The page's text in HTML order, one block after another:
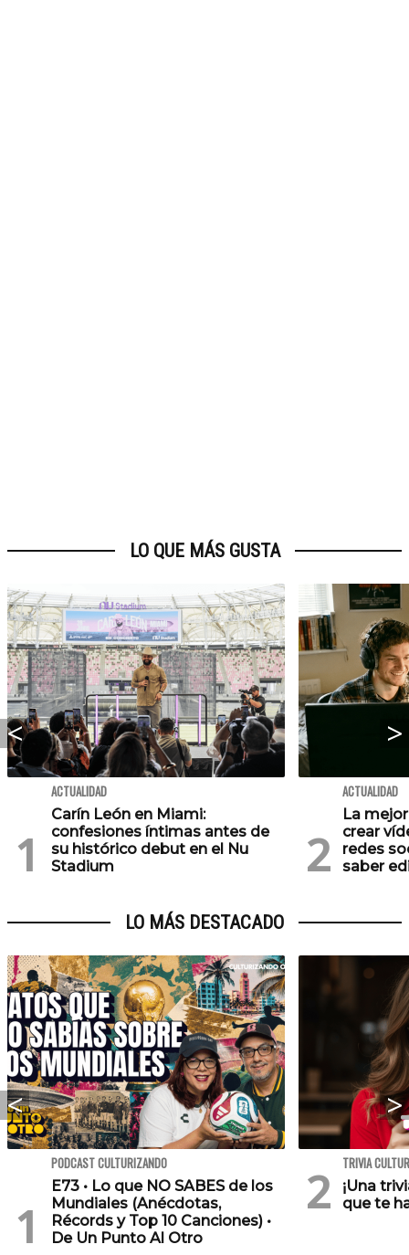
LO QUE MÁS GUSTA
ACTUALIDAD
Carín León en Miami:
confesiones íntimas antes de
su histórico debut en el Nu
Stadium
ACTUALIDAD
La
crear
redes
saber
LO MÁS DESTACADO
PODCAST CULTURIZANDO
E73 • Lo que NO SABES de los
Mundiales (Anécdotas,
Récords y Top 10 Canciones) •
De Un Punto Al Otro
TRIVIA
¡Una
que te